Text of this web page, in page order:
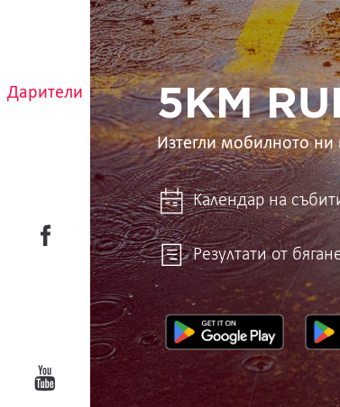
Дарители
5KM
RUN
в
ръцете
ти
5KM
Изтегли мобилното
Календар на
Резултати от